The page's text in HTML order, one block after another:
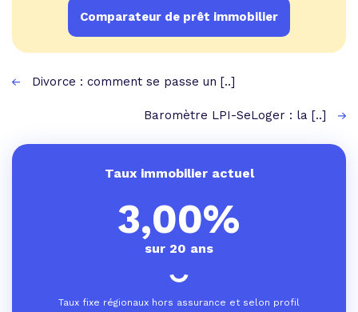
Comparateur de prêt immobilier
Divorce : comment se passe un [..]
Baromètre LPI-SeLoger : la [..]
Taux immobilier actuel
3,00%
sur 20 ans
Taux fixe régionaux hors assurance et selon profil